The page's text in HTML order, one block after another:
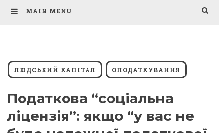
MAIN MENU
ЛЮДСЬКИЙ КАПІТАЛ ОПОДАТКУВАННЯ
Податкова “соціальна
ліцензія”: якщо “у вас не